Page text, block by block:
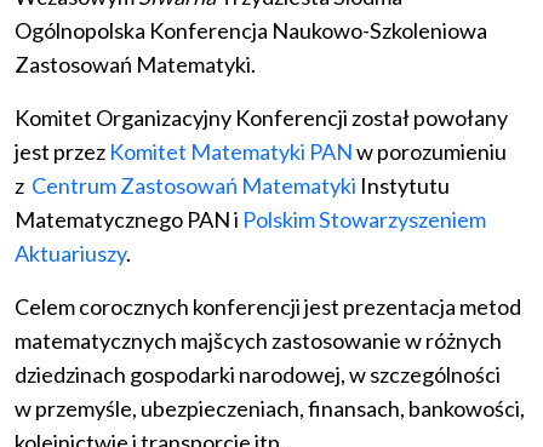
Ogólnopolska Konferencja Naukowo-Szkoleniowa
Zastosowań Matematyki.
Komitet Organizacyjny Konferencji został powołany
jest przez Komitet Matematyki PANw porozumieniu
z Centrum Zastosowań Matematyki Instytutu
Matematycznego PAN i Polskim Stowarzyszeniem
Aktuariuszy.
Celem corocznych konferencji jest prezentacja metod
matematycznych majšcych zastosowanie w różnych
dziedzinach gospodarki narodowej, w szczególności
w przemyśle, ubezpieczeniach, finansach, bankowości,